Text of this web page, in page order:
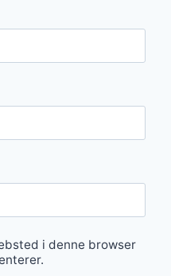
i denne browser